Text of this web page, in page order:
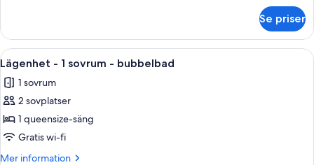
-
bubbelbad
Se priser
Öppna
alla
foton
för
Lägenhet
-
1
Ett vardagsrum med en soffa, ett
5
Lägenhet - 1 sovrum - bubbelbad
1 sovrum
2 sovplatser
1 queensize-säng
Gratis wi-fi
Mer information
Mer